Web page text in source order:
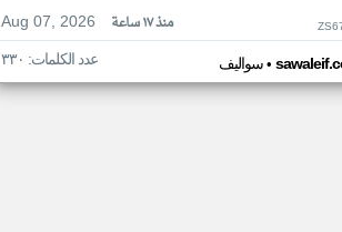
Aug 07, 2026
منذ ١٧ ساعة
سواليف• عدد الكلمات: ٣٣٠